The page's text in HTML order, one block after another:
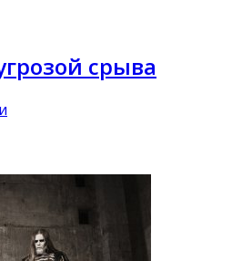
срыва